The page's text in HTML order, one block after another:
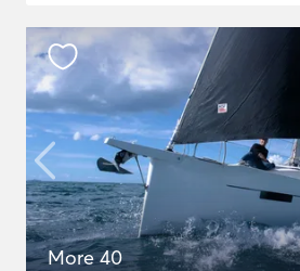
More 40